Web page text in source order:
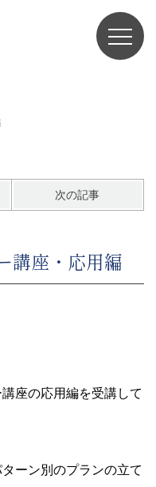
次の記事
講座・応用編
座の応用編を受講して
ーン別のプランの立て